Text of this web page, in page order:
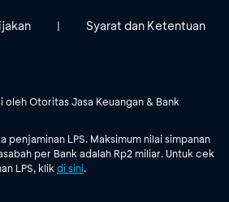
| Syarat dan Ketentuan
oleh Otoritas Jasa Keuangan & Bank
penjaminan LPS. Maksimum nilai simpanan
per Bank adalah Rp2 miliar. Untuk cek
LPS, klik di sini.